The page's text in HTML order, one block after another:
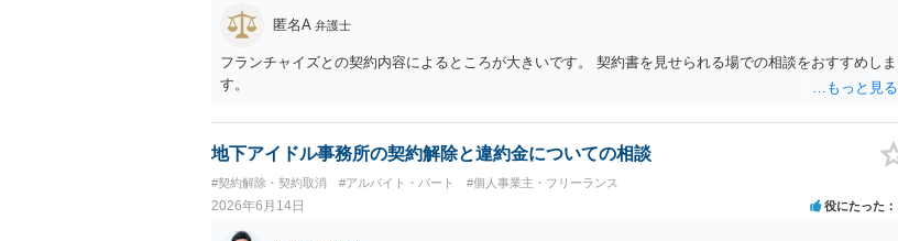
匿名A 弁護士
フランチャイズとの契約内容によるところが大きいです。 契約書を見せられる場での相談をおすすめしま
す。
地下アイドル事務所の契約解除と違約金についての相談
#契約解除・契約取消 #アルバイト・パート #個人事業主・フリーランス
2026年6月14日 役にたった